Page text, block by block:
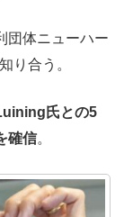
団体ニューハー
り合う。
氏との5
確信。